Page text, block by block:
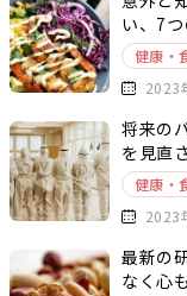
い、7
健康・
2023
将来の
を見直
健康・
2023
最新の
なく心